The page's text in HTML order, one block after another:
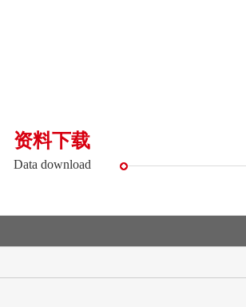
资料下载
Data download